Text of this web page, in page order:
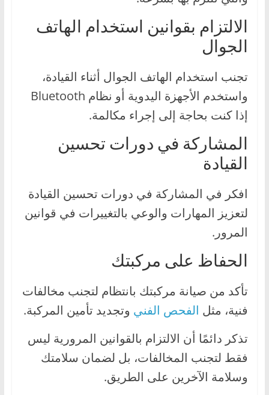
الالتزام بقوانين استخدام الهاتف
الجوال
تجنب استخدام الهاتف الجوال أثناء القيادة،
واستخدم الأجهزة اليدوية أو نظام Bluetooth
إذا كنت بحاجة إلى إجراء مكالمة.
المشاركة في دورات تحسين
القيادة
افكر في المشاركة في دورات تحسين القيادة
لتعزيز المهارات والوعي بالتغييرات في قوانين
المرور.
الحفاظ على مركبتك
تأكد من صيانة مركبتك بانتظام لتجنب مخالفات
فنية، مثل الفحص الفني وتجديد تأمين المركبة.
تذكر دائمًا أن الالتزام بالقوانين المرورية ليس
فقط لتجنب المخالفات، بل لضمان سلامتك
وسلامة الآخرين على الطريق.